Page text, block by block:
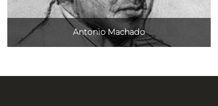
Antonio Machado